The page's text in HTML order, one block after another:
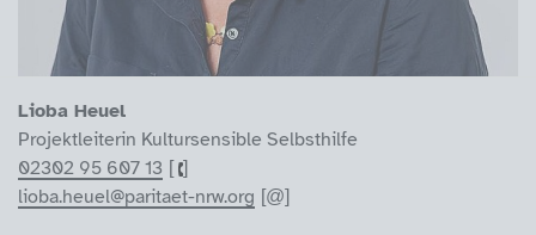
Lioba Heuel
Projektleiterin Kultursensible Selbsthilfe
02302 95 607 13
lioba.heuel@paritaet-nrw.org